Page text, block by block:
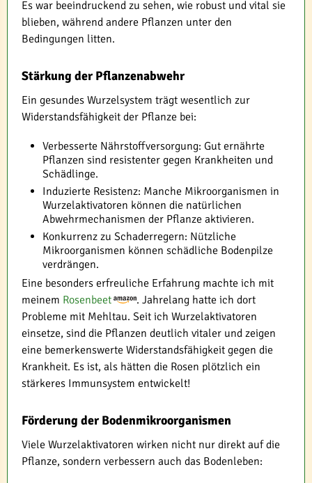
Es war beeindruckend zu sehen, wie robust und vital sie
blieben, während andere Pflanzen unter den
Bedingungen litten.
Stärkung der Pflanzenabwehr
Ein gesundes Wurzelsystem trägt wesentlich zur
Widerstandsfähigkeit der Pflanze bei:
Verbesserte Nährstoffversorgung: Gut ernährte
Pflanzen sind resistenter gegen Krankheiten und
Schädlinge.
Induzierte Resistenz: Manche Mikroorganismen in
Wurzelaktivatoren können die natürlichen
Abwehrmechanismen der Pflanze aktivieren.
Konkurrenz zu Schaderregern: Nützliche
Mikroorganismen können schädliche Bodenpilze
verdrängen.
Eine besonders erfreuliche Erfahrung machte ich mit
meinem Rosenbeet
. Jahrelang hatte ich dort
Probleme mit Mehltau. Seit ich Wurzelaktivatoren
einsetze, sind die Pflanzen deutlich vitaler und zeigen
eine bemerkenswerte Widerstandsfähigkeit gegen die
Krankheit. Es ist, als hätten die Rosen plötzlich ein
stärkeres Immunsystem entwickelt!
Förderung der Bodenmikroorganismen
Viele Wurzelaktivatoren wirken nicht nur direkt auf die
Pflanze, sondern verbessern auch das Bodenleben: